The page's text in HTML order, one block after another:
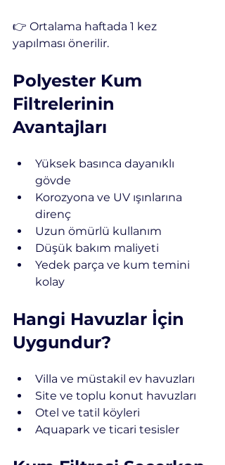
👉 Ortalama haftada 1 kez
yapılması önerilir.
Polyester Kum
Filtrelerinin
Avantajları
Yüksek basınca dayanıklı
gövde
Korozyona ve UV ışınlarına
direnç
Uzun ömürlü kullanım
Düşük bakım maliyeti
Yedek parça ve kum temini
kolay
Hangi Havuzlar İçin
Uygundur?
Villa ve müstakil ev havuzları
Site ve toplu konut havuzları
Otel ve tatil köyleri
Aquapark ve ticari tesisler